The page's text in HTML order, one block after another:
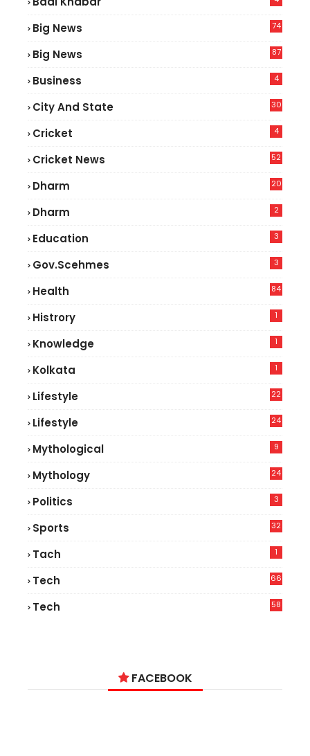
Big News
74
Big News
87
Business 4
City And State 30
Cricket 4
Cricket News
52
Dharm 20
Dharm 2
Education 3
Gov.scehmes 3
Health
84
Histrory 1
Knowledge 1
Kolkata 1
Lifestyle
22
Lifestyle
24
Mythological 9
Mythology 24
Politics 3
Sports 32
Tach 1
Tech
66
Tech
58
FACEBOOK